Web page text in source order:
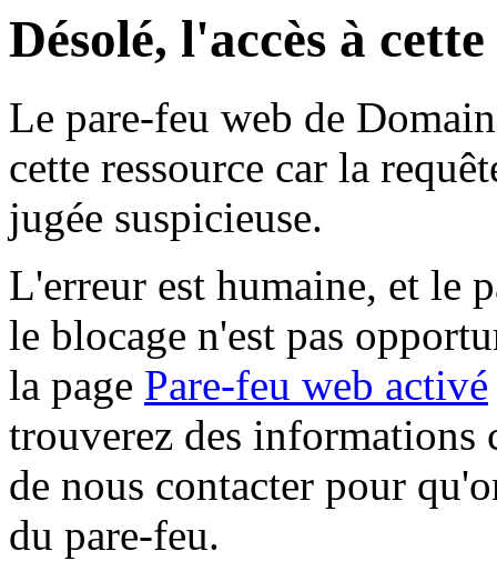
Désolé, l'accès à
Le pare-feu web de
cette ressource car la
jugée suspicieuse.
L'erreur est humaine, et le
le blocage n'est pas
la page Pare-feu web activé
trouverez des informations
de nous contacter pour
du pare-feu.